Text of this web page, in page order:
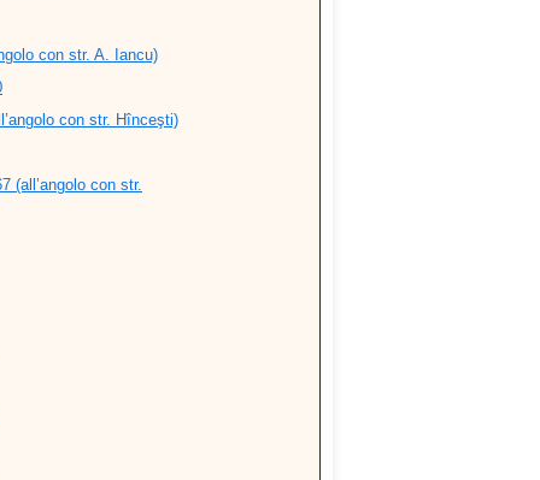
con str. A. Iancu)
con str. Hînceşti)
(all’angolo con str.